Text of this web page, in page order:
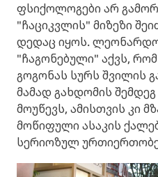
ფსიქოლოგები არ
"ჩაციკვლის" მიზეზი
დედაც იყოს.
"ჩაგონებული" აქვს,
გოგონას სურს შვილის
მამად გახდომის
მოუწევს, ამისთვის კი
მოწიფული ასაკის
სერიოზულ